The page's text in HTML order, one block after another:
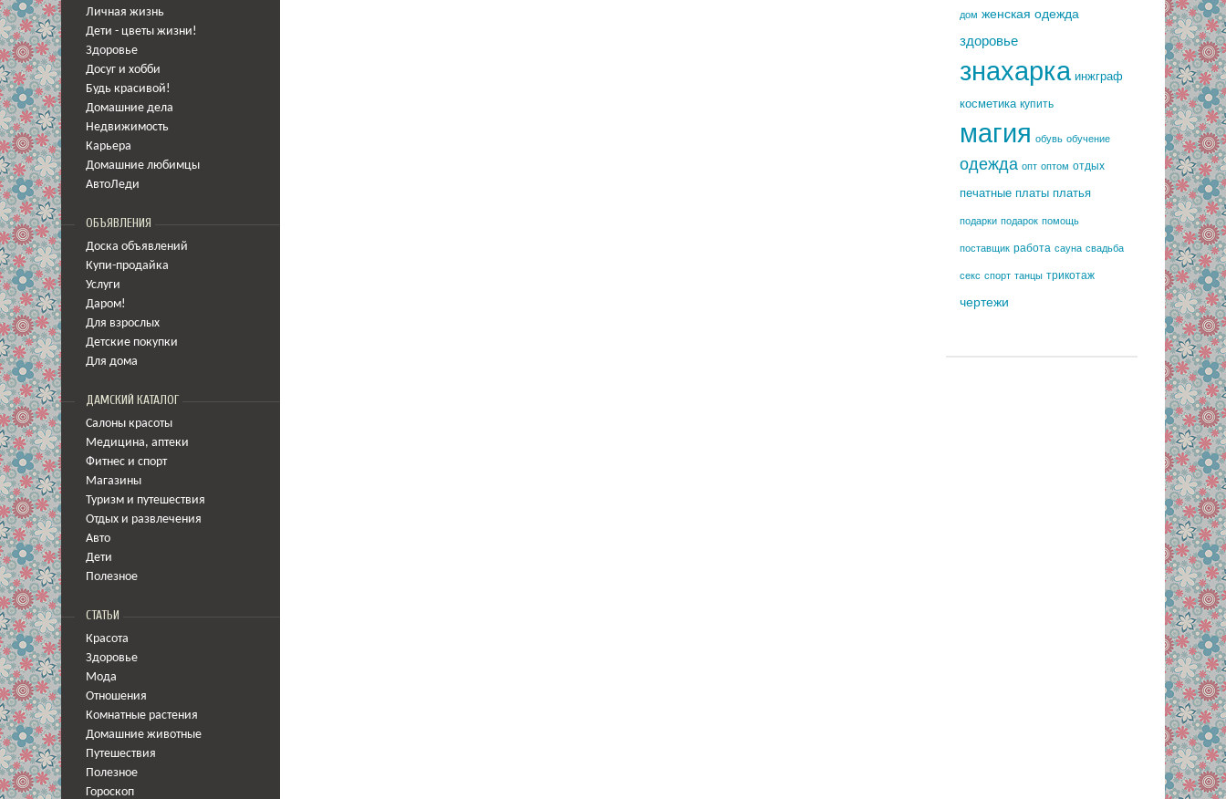
Личная жизнь
Дети - цветы жизни!
Здоровье
Досуг и хобби
Будь красивой!
Домашние дела
Недвижимость
Карьера
Домашние любимцы
АвтоЛеди
ОБЪЯВЛЕНИЯ
Доска объявлений
Купи-продайка
Услуги
Даром!
Для взрослых
Детские покупки
Для дома
ДАМСКИЙ КАТАЛОГ
Салоны красоты
Медицина, аптеки
Фитнес и спорт
Магазины
Туризм и путешествия
Отдых и развлечения
Авто
Дети
Полезное
СТАТЬИ
Красота
Здоровье
Мода
Отношения
Комнатные растения
Домашние животные
Путешествия
Полезное
Гороскоп
дом женская одежда
здоровье
знахарка инжграф
косметика купить
магия обувь обучение
одежда опт оптом отдых
печатные платы платья
подарки подарок помощь
поставщик работа сауна свадьба
секс спорт танцы трикотаж
чертежи